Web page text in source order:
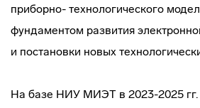
приборно- технологического
фундаментом развития
и постановки новых
На базе НИУ МИЭТ в 2023-2025 гг.